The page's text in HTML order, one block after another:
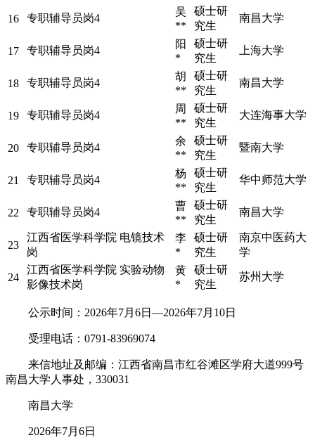
16 专职辅导员岗4
吴
**
硕士研
究生
南昌大学
17 专职辅导员岗4
阳
*
硕士研
究生
上海大学
18 专职辅导员岗4
胡
**
硕士研
究生
南昌大学
19 专职辅导员岗4
周
**
硕士研
究生
大连海事大学
20 专职辅导员岗4
余
**
硕士研
究生
暨南大学
21 专职辅导员岗4
杨
**
硕士研
究生
华中师范大学
22 专职辅导员岗4
曹
**
硕士研
究生
南昌大学
23
江西省医学科学院 电镜技术
岗
李
*
硕士研
究生
南京中医药大
学
24
江西省医学科学院 实验动物
影像技术岗
黄
*
硕士研
究生
苏州大学
公示时间：2026年7月6日—2026年7月10日
受理电话：0791-83969074
来信地址及邮编：江西省南昌市红谷滩区学府大道999号
南昌大学人事处，330031
南昌大学
2026年7月6日